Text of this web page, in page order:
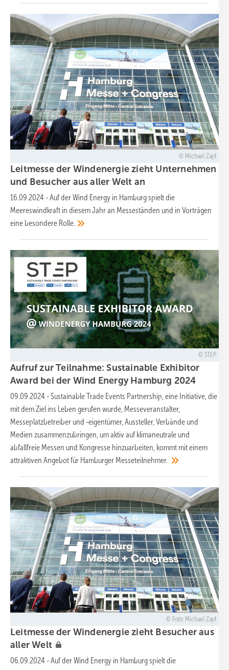
Michael Zapf
Leitmesse der Windenergie zieht Unternehmen
und Besucher aus aller Welt an
16.09.2024 -Auf der Wind Energy in Hamburg spielt die
Meereswindkraft in diesem Jahr an Messeständen und in Vorträgen
eine besondere Rolle.
STEP
Aufruf zur Teilnahme: Sustainable Exhibitor
Award bei der Wind Energy Hamburg 2024
09.09.2024 -Sustainable Trade Events Partnership, eine Initiative, die
mit dem Ziel ins Leben gerufen wurde, Messeveranstalter,
Messeplatzbetreiber und -eigentümer, Aussteller, Verbände und
Medien zusammenzubringen, um aktiv auf klimaneutrale und
abfallfreie Messen und Kongresse hinzuarbeiten, kommt mit einem
attraktiven Angebot für Hamburger Messeteilnehmer.
Foto: Michael Zapf
Leitmesse der Windenergie zieht Besucher aus
allerWelt
06.09.2024 -Auf der Wind Energy in Hamburg spielt die